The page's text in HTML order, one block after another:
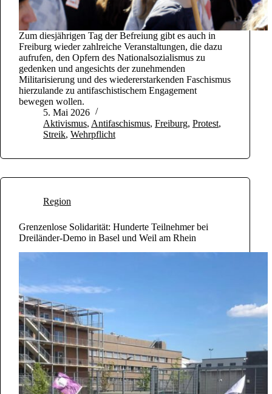
Zum diesjährigen Tag der Befreiung gibt es auch in
Freiburg wieder zahlreiche Veranstaltungen, die dazu
aufrufen, den Opfern des Nationalsozialismus zu
gedenken und angesichts der zunehmenden
Militarisierung und des wiedererstarkenden Faschismus
hierzulande zu antifaschistischem Engagement
bewegen wollen.
5. Mai 2026
Aktivismus, Antifaschismus, Freiburg, Protest,
Streik, Wehrpflicht
Region
Grenzenlose Solidarität: Hunderte Teilnehmer bei
Dreiländer-Demo in Basel und Weil am Rhein